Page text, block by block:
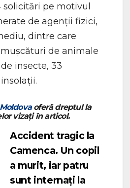
solicitări pe motivul
de agenții fizici,
dintre care
de animale
insecte, 33
oferă dreptul la
vizați în articol.
Accident tragic la
Camenca. Un copil
a murit, iar patru
sunt internați la